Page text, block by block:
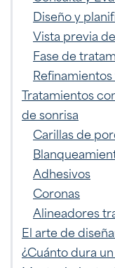
Diseño y
Vista previa
Fase de
Tratamientos
de sonrisa
Carillas de
Adhesivos
Coronas
Alineadores
El arte de
¿Cuánto dura